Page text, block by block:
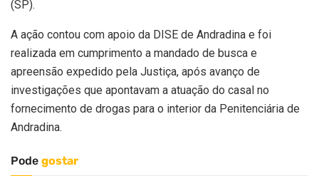
(SP).
A ação contou com apoio da DISE de Andradina e foi
realizada em cumprimento a mandado de busca e
apreensão expedido pela Justiça, após avanço de
investigações que apontavam a atuação do casal no
fornecimento de drogas para o interior da Penitenciária de
Andradina.
Pode gostar